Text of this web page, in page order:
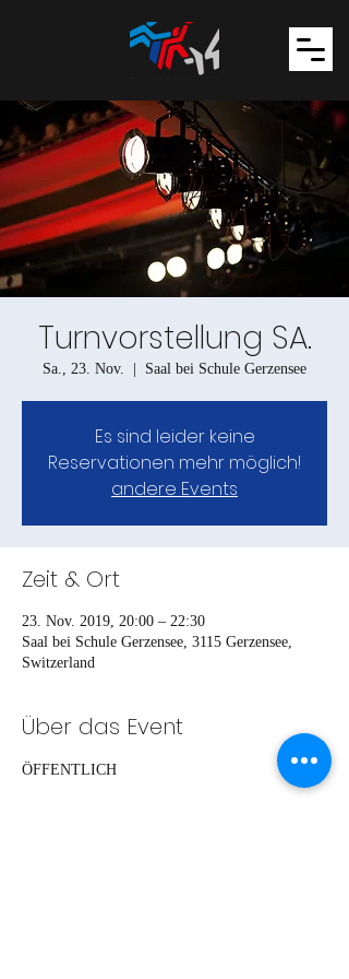
Turnvorstellung SA.
Sa., 23. Nov. Saal bei Schule Gerzensee
Es sind leider keine
Reservationen mehr möglich!
andere Events
Zeit & Ort
23. Nov. 2019, 20:00 – 22:30
Saal bei Schule Gerzensee, 3115 Gerzensee,
Switzerland
Über das Event
ÖFFENTLICH